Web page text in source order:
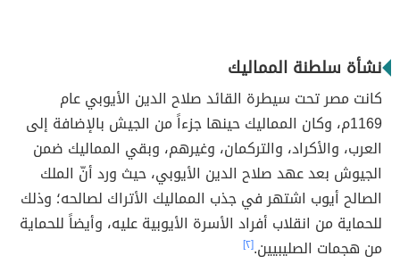
نشأة سلطنة المماليك
كانت مصر تحت سيطرة القائد صلاح الدين الأيوبي عام
1169م، وكان المماليك حينها جزءاً من الجيش بالإضافة إلى
العرب، والأكراد، والتركمان، وغيرهم، وبقي المماليك ضمن
الجيوش بعد عهد صلاح الدين الأيوبي، حيث ورد أنّ الملك
الصالح أيوب اشتهر في جذب المماليك الأتراك لصالحه؛ وذلك
للحماية من انقلاب أفراد الأسرة الأيوبية عليه، وأيضاً للحماية
من هجمات الصليبيين.[٢]